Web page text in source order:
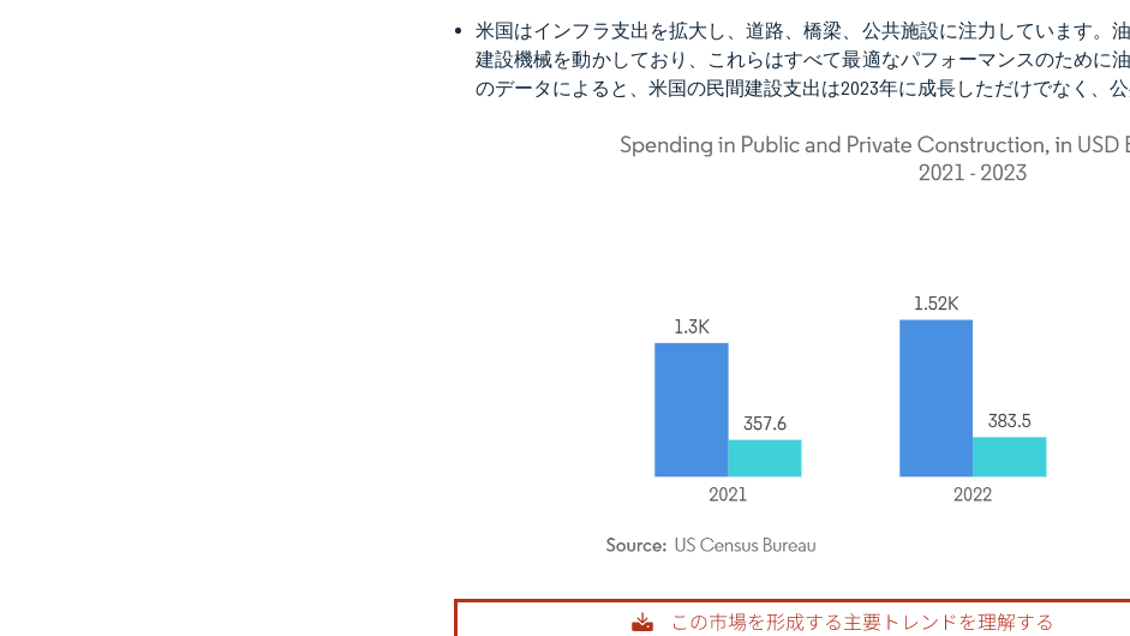
米国はインフラ支出を拡大し、道路、橋梁、公共施設に注力しています。
建設機械を動かしており、これらはすべて最適なパフォーマンスのために
のデータによると、米国の民間建設支出は2023年に成長しただけでなく、
画像 © Mordor Intelligence。再利用にはCC BY 4.0の表示が必要です。